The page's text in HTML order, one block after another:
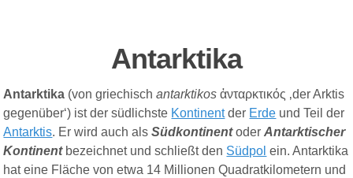
Antarktika
Antarktika (von griechischantarktikos ἀνταρκτικός ‚der Arktis
gegenüber‘) ist der südlichste Kontinentder Erde und Teil der
Antarktis. Er wird auch alsSüdkontinentoderAntarktischer
Kontinentbezeichnet und schließt den Südpol ein. Antarktika
hat eine Fläche von etwa 14 Millionen Quadratkilometern und